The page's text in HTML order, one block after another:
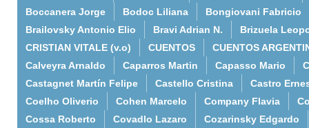
Boccanera Jorge
Bodoc Liliana
Bongiovani Fabricio
Brailovsky Antonio Elio
Bravi Adrian N.
Brizuela
CRISTIAN VITALE (v.o)
CUENTOS
CUENTOS
Calveyra Arnaldo
Caparros Martin Capasso Mario
Castagnet Martín Felipe
Castello Cristina
Castro
Coelho Oliverio
Cohen Marcelo Company Flavia
Cossa Roberto
Covadlo Lazaro
Cozarinsky Edgardo